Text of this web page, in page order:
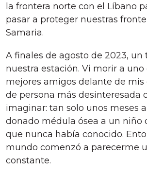
la frontera norte con el Líbano
pasar a proteger nuestras
Samaria.
A finales de agosto de 2023, un
nuestra estación. Vi morir a uno
mejores amigos delante de mis
de persona más desinteresada
imaginar: tan solo unos meses
donado médula ósea a un niño
que nunca había conocido.
mundo comenzó a parecerme
constante.